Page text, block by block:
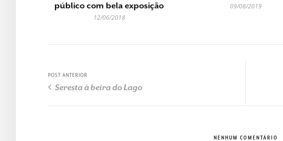
público com bela exposição
12/06/2018
09/08/2019
POST ANTERIOR
Seresta à beira do Lago
NENHUM COMENTÁRIO